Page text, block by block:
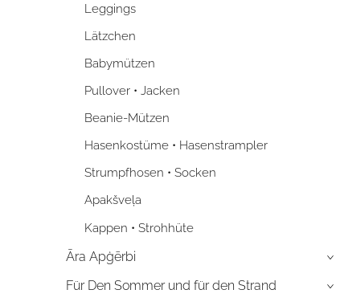
Leggings
Lätzchen
Babymützen
Pullover • Jacken
Beanie-Mützen
Hasenkostüme • Hasenstrampler
Strumpfhosen • Socken
Apakšveļa
Kappen • Strohhüte
Āra Apģērbi ›
Für Den Sommer und für den Strand ›